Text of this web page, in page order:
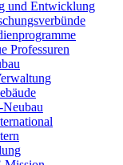
und Entwicklung
Professuren